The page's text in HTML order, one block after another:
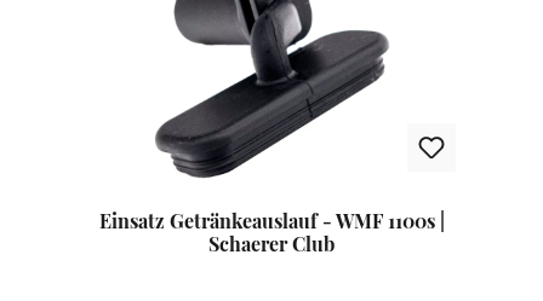
Einsatz Getränkeauslauf - WMF 1100s |
Schaerer Club